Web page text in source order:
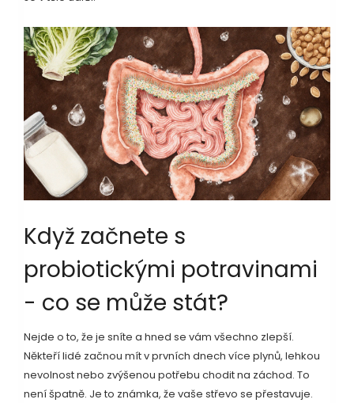
Když začnete s
probiotickými potravinami
- co se může stát?
Nejde o to, že je sníte a hned se vám všechno zlepší.
Někteří lidé začnou mít v prvních dnech více plynů, lehkou
nevolnost nebo zvýšenou potřebu chodit na záchod. To
není špatně. Je to známka, že vaše střevo se přestavuje.